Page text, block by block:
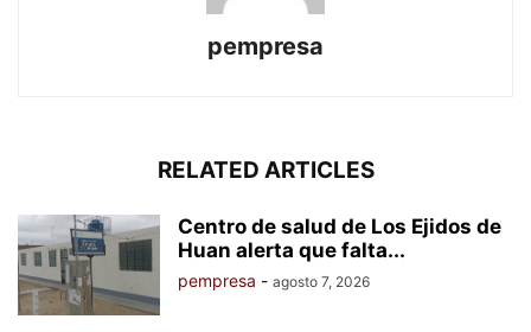
pempresa
RELATED ARTICLES
Centro de salud de Los Ejidos de
Huan alerta que falta...
pempresa - agosto 7, 2026